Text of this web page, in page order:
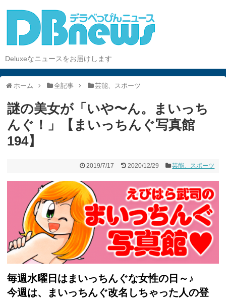
Deluxeなニュースをお届けします
ホーム 全記事 芸能、スポーツ
謎の美女が「いや〜ん。まいっち
んぐ！」【まいっちんぐ写真館
194】
2019/7/17 2020/12/29 芸能、スポーツ
毎週水曜日はまいっちんぐな女性の日～♪
今週は、まいっちんぐ改名しちゃった人の登